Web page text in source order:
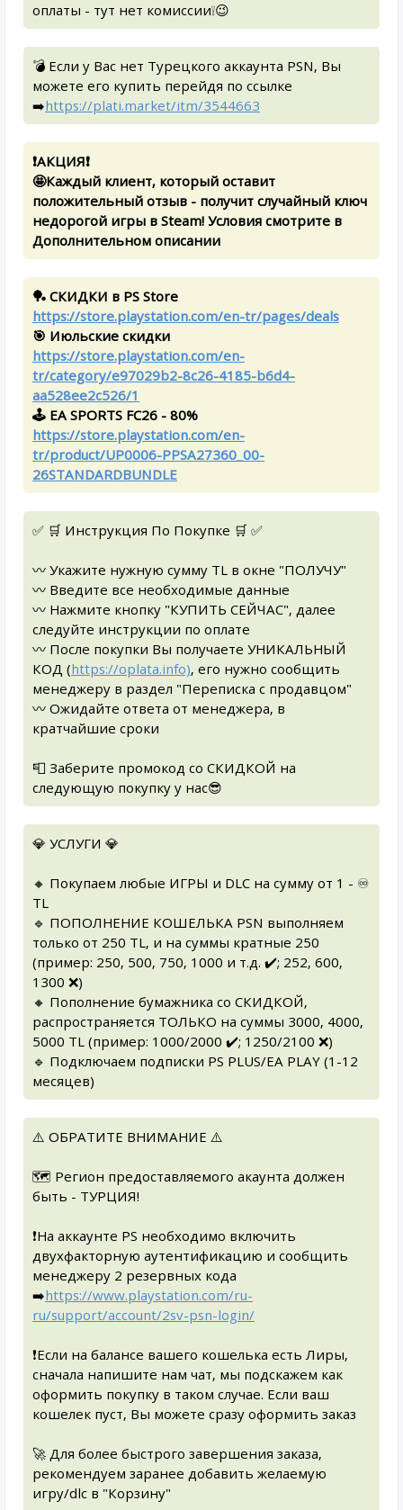
оплаты - тут нет комиссии❕😉
💣 Если у Вас нет Турецкого аккаунта PSN, Вы
можете его купить перейдя по ссылке
➡️https://plati.market/itm/3544663
❗️АКЦИЯ❗️
🤩Каждый клиент, который оставит
положительный отзыв - получит случайный ключ
недорогой игры в Steam! Условия смотрите в
Дополнительном описании
🏓 СКИДКИ в PS Store
https://store.playstation.com/en-tr/pages/deals
🎯 Июльские скидки
https://store.playstation.com/en-
tr/category/e97029b2-8c26-4185-b6d4-
aa528ee2c526/1
🕹 EA SPORTS FC26 - 80%
https://store.playstation.com/en-
tr/product/UP0006-PPSA27360_00-
26STANDARDBUNDLE
✅ 🛒 Инструкция По Покупке 🛒 ✅
〰️ Укажите нужную сумму TL в окне "ПОЛУЧУ"
〰️ Введите все необходимые данные
〰️ Нажмите кнопку "КУПИТЬ СЕЙЧАС", далее
следуйте инструкции по оплате
〰️ После покупки Вы получаете УНИКАЛЬНЫЙ
КОД (https://oplata.info), его нужно сообщить
менеджеру в раздел "Переписка с продавцом"
〰️ Ожидайте ответа от менеджера, в
кратчайшие сроки
📮 Заберите промокод со СКИДКОЙ на
следующую покупку у нас😎
💎 УСЛУГИ 💎
🔸 Покупаем любые ИГРЫ и DLC на сумму от 1 - ♾️
TL
🔹 ПОПОЛНЕНИЕ КОШЕЛЬКА PSN выполняем
только от 250 TL, и на суммы кратные 250
(пример: 250, 500, 750, 1000 и т.д. ✔️; 252, 600,
1300 ❌)
🔸 Пополнение бумажника со СКИДКОЙ,
распространяется ТОЛЬКО на суммы 3000, 4000,
5000 TL (пример: 1000/2000 ✔️; 1250/2100 ❌)
🔹 Подключаем подписки PS PLUS/EA PLAY (1-12
месяцев)
⚠️ ОБРАТИТЕ ВНИМАНИЕ ⚠️
🗺️ Регион предоставляемого акаунта должен
быть - ТУРЦИЯ!
❗На аккаунте PS необходимо включить
двухфакторную аутентификацию и сообщить
менеджеру 2 резервных кода
➡️https://www.playstation.com/ru-
ru/support/account/2sv-psn-login/
❗Если на балансе вашего кошелька есть Лиры,
сначала напишите нам чат, мы подскажем как
оформить покупку в таком случае. Если ваш
кошелек пуст, Вы можете сразу оформить заказ
🚀 Для более быстрого завершения заказа,
рекомендуем заранее добавить желаемую
игру/dlc в "Корзину"